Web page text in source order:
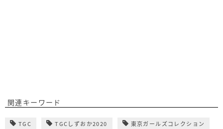
関連キーワード
TGC TGCしずおか2020 東京ガールズコレクション